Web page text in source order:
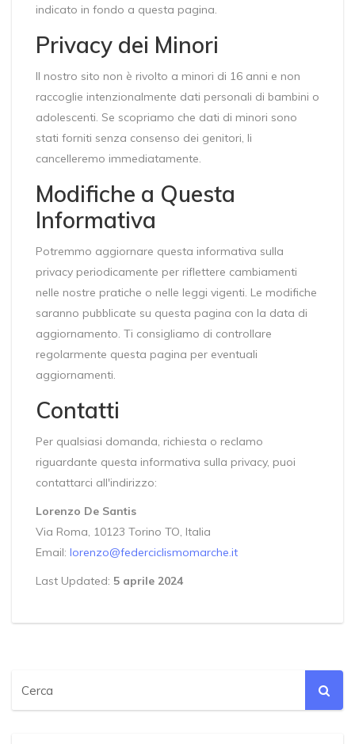
indicato in fondo a questa pagina.
Privacy dei Minori
Il nostro sito non è rivolto a minori di 16 anni e non
raccoglie intenzionalmente dati personali di bambini o
adolescenti. Se scopriamo che dati di minori sono
stati forniti senza consenso dei genitori, li
cancelleremo immediatamente.
Modifiche a Questa
Informativa
Potremmo aggiornare questa informativa sulla
privacy periodicamente per riflettere cambiamenti
nelle nostre pratiche o nelle leggi vigenti. Le modifiche
saranno pubblicate su questa pagina con la data di
aggiornamento. Ti consigliamo di controllare
regolarmente questa pagina per eventuali
aggiornamenti.
Contatti
Per qualsiasi domanda, richiesta o reclamo
riguardante questa informativa sulla privacy, puoi
contattarci all'indirizzo:
Lorenzo De Santis
Via Roma, 10123 Torino TO, Italia
Email: lorenzo@federciclismomarche.it
Last Updated: 5 aprile 2024